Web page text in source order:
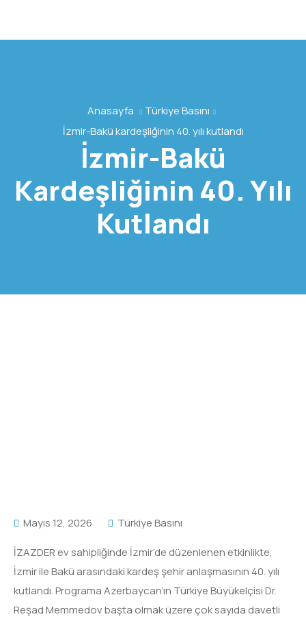
Anasayfa
Türkiye Basını
İzmir-Bakü kardeşliğinin 40. yılı kutlandı
İzmir-Bakü
Kardeşliğinin 40. Yılı
Kutlandı
Mayıs 12, 2026 Türkiye Basını
İZAZDER ev sahipliğinde İzmir’de düzenlenen etkinlikte,
İzmir ile Bakü arasındaki kardeş şehir anlaşmasının 40. yılı
kutlandı. Programa Azerbaycan’ın Türkiye Büyükelçisi Dr.
Reşad Memmedov başta olmak üzere çok sayıda davetli